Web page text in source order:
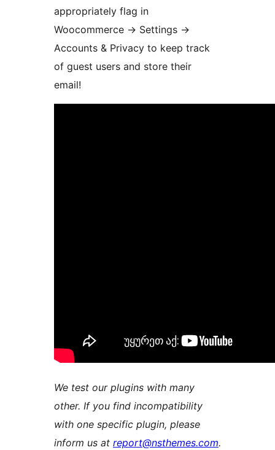
appropriately flag in
Woocommerce -> Settings ->
Accounts & Privacy to keep track
of guest users and store their
email!
We test our plugins with many
other. If you find incompatibility
with one specific plugin, please
inform us at report@nsthemes.com.